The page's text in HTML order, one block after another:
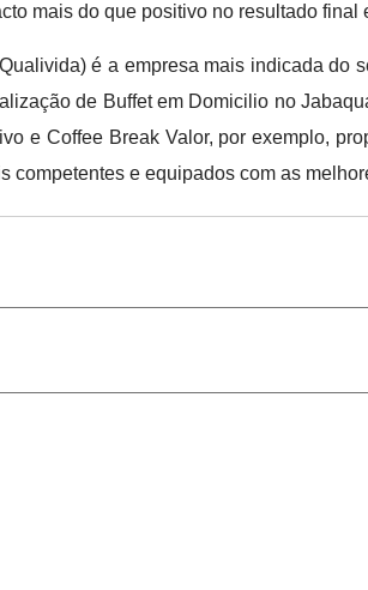
mais do que positivo no resultado final
é a empresa mais indicada do
de Buffet em Domicilio no
e Coffee Break Valor, por exemplo,
competentes e equipados com as